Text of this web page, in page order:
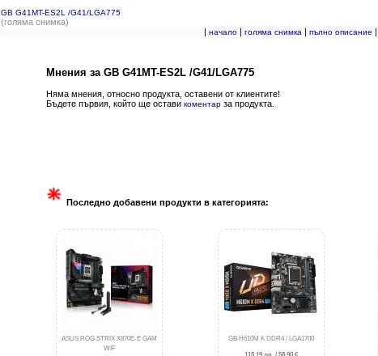
GB G41MT-ES2L /G41/LGA775
(голяма снимка)
| начало| голяма снимка | пълно описание |
Мнения за GB G41MT-ES2L /G41/LGA775
Няма мнения, относно продукта, оставени от клиентите!
Бъдете първия, който ще остави коментар за продукта.
Последно добавени продукти в категорията:
ASUS ROG STRIX X870E-E GAM
WIF
GB H610M K DDR4 / LGA1700
115.19 лв. / 58.90 €